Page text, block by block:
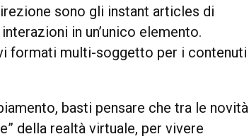
sono gli instant articles di
in un’unico elemento.
formati multi-soggetto per i contenuti
basti pensare che tra le novità
della realtà virtuale, per vivere